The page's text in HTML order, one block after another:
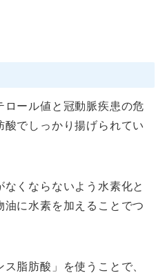
ロール値と冠動脈疾患の危
酸でしっかり揚げられてい
なくならないよう水素化と
に水素を加えることでつ
脂肪酸」を使うことで、